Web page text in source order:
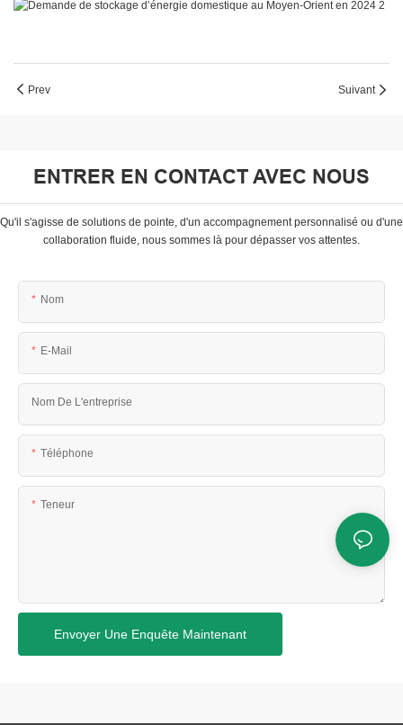
Prev Suivant
ENTRER EN CONTACT AVEC NOUS
Qu'il s'agisse de solutions de pointe, d'un accompagnement personnalisé ou d'une
collaboration fluide, nous sommes là pour dépasser vos attentes.
Nom
E-Mail
Nom De L'entreprise
Téléphone
Teneur
Envoyer Une Enquête Maintenant